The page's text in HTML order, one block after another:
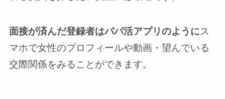
面接が済んだ登録者はパパ活アプリのようにス
マホで女性のプロフィールや動画・望んでいる
交際関係をみることができます。